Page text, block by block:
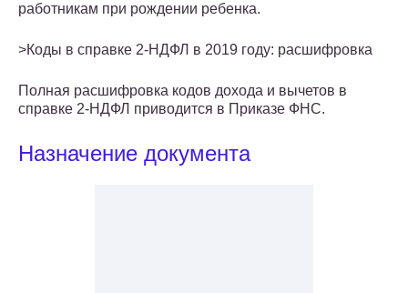
работникам при рождении ребенка.
>Коды в справке 2-НДФЛ в 2019 году: расшифровка
Полная расшифровка кодов дохода и вычетов в
справке 2-НДФЛ приводится в Приказе ФНС.
Назначение документа